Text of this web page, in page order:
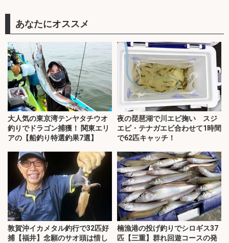
あなたにオススメ
大人気の東京湾テンヤタチウオ
釣りでドラゴン捕獲！ 関東エリ
アの【船釣り特選釣果7選】
夜の琵琶湖で川エビ掬い スジ
エビ・テナガエビ合わせて1時間
で62匹キャッチ！
敦賀沖イカメタル釣行で32匹好
捕【福井】念願のサオ頭は惜し
楠漁港の投げ釣りでシロギス37
匹【三重】群れ回遊コースの発